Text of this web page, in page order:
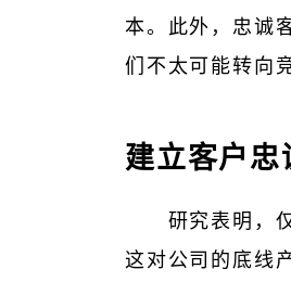
本。此外，忠诚
们不太可能转向
建立客户忠
研究表明，
这对公司的底线